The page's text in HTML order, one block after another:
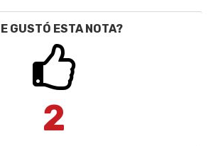
GUSTÓ ESTA NOTA?
2